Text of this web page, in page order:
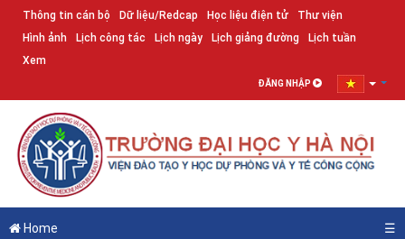
Thông tin cán bộ Dữ liệu/Redcap Học liệu điện tử
Thư viện
Hình ảnh
Lịch công tác Lịch ngày Lịch giảng đường
Lịch tuần
Xem
ĐĂNG NHẬP
Home ☰